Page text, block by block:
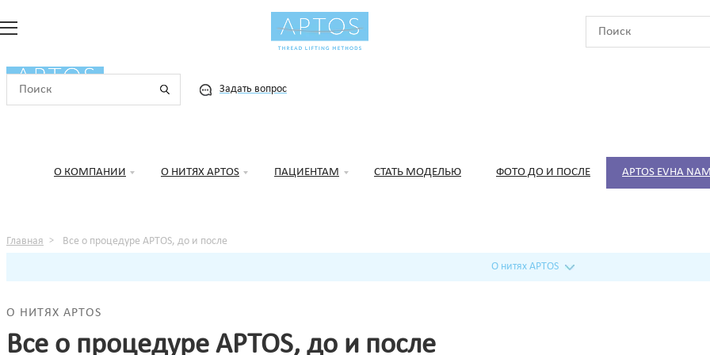
Проверить штрихкод
Задать вопрос
О КОМПАНИИ О НИТЯХ APTOS ПАЦИЕНТАМ СТАТЬ МОДЕЛЬЮ ФОТО ДО И ПОСЛЕ APTOS EVHA
Главная Все о процедуре APTOS, до и после
О нитях APTOS
О НИТЯХ APTOS
Все о процедуре APTOS, до и после